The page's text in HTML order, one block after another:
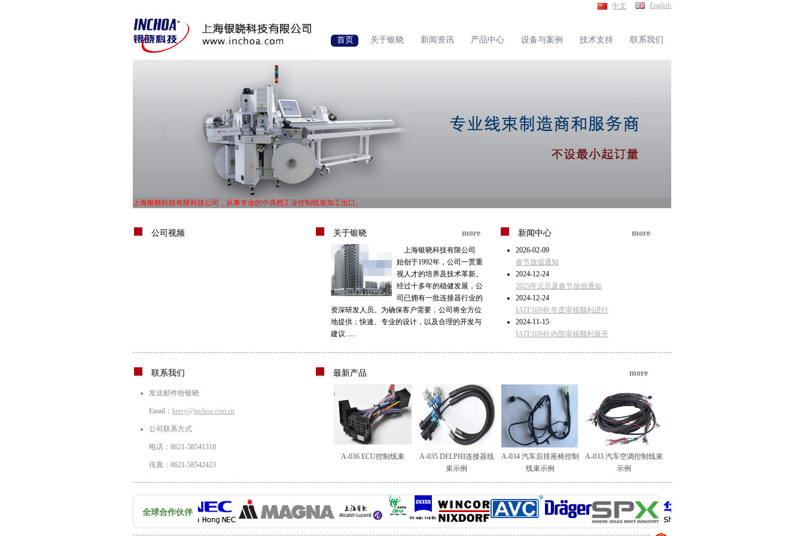
English
中文
首页 关于银晓 新闻资讯 产品中心 设备与案例 技术支持 联系我们
上海银晓科技有限科技公司，从事专业的中高档工业控制线束加工出口。
UL体系认证，TS16949体系认证，ISO9001体系认证，ISO14000体系认证。
公司视频 more
关于银晓
上海银晓科技有限公司
始创于1992年，公司一贯重
视人才的培养及技术革新。
经过十多年的稳健发展，公
司已拥有一批连接器行业的
资深研发人员。为确保客户需要，公司将全方位
地提供：快速、专业的设计，以及合理的开发与
建议......
more
新闻中心
2026-02-09
春节放假通知
2024-12-24
2025年元旦及春节放假通知
2024-12-24
IATF16949 年度审核顺利进行
2024-11-15
IATF16949 内部审核顺利展开
联系我们
发送邮件给银晓
Email： kerry@inchoa.com.cn
公司联系方式
电话：8621-58541318
传真：8621-58542423
more
最新产品
A-036 ECU控制线束
A-035 DELPHI连接器线
束示例
A-034 汽车后排座椅控制
线束示例
A-033 汽车空调控制线束
示例
全球合作伙伴